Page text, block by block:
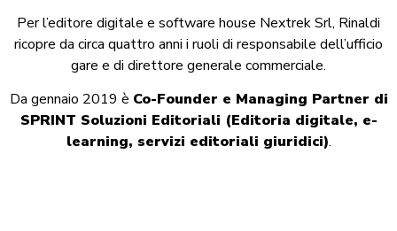
Per l’editore digitale e software house Nextrek Srl, Rinaldi
ricopre da circa quattro anni i ruoli di responsabile dell’ufficio
gare e di direttore generale commerciale.
Da gennaio 2019 è Co-Founder e Managing Partner di
SPRINT Soluzioni Editoriali (Editoria digitale, e-
learning, servizi editoriali giuridici).